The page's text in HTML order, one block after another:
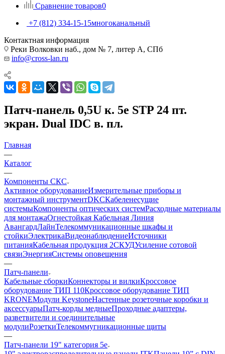
Сравнение товаров0
+7 (812) 334-15-15многоканальный
Контактная информация
Реки Волковки наб., дом № 7, литер А, СПб
info@cross-lan.ru
Патч-панель 0,5U к. 5e STP 24 пт.
экран. Dual IDC в. пл.
Главная
—
Каталог
—
Компоненты СКС
Активное оборудованиеИзмерительные приборы и
монтажный инструментDKCКабеленесущие
системыКомпоненты оптических системРасходные материалы
для монтажаОгнестойкая Кабельная Линия
АвангардЛайнТелекоммуникационные шкафы и
стойкиЭлектрикаВидеонаблюдениеИсточники
питанияКабельная продукция 2СКУДУсиление сотовой
связиЭнергияСистемы оповещения
—
Патч-панели
Кабельные сборкиКоннекторы и вилкиКроссовое
оборудование ТИП 110Кроссовое оборудование ТИП
KRONEМодули KeystoneНастенные розеточные коробки и
аксессуарыПатч-корды медныеПроходные адаптеры,
разветвители и соединительные
модулиРозеткиТелекоммугникационные щиты
—
Патч-панели 19" категория 5е